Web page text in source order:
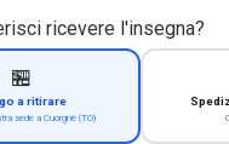
ricevere l'insegna?
🏪
a ritirare
sede a Cuorgnè (TO)